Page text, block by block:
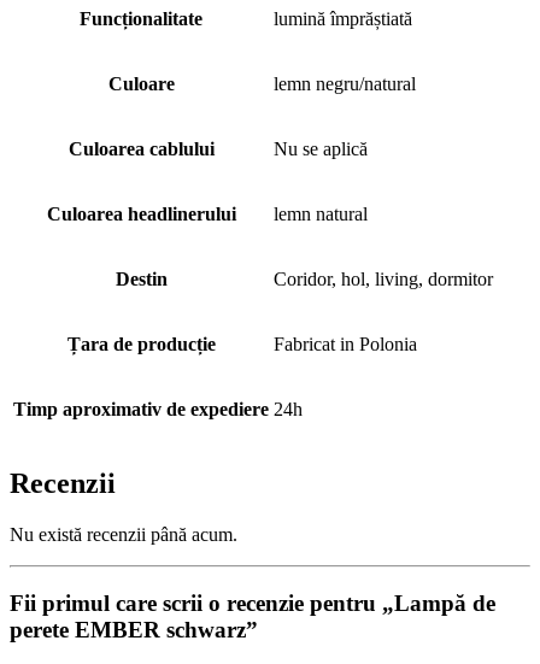
Funcționalitate lumină împrăștiată
Culoare lemn negru/natural
Culoarea cablului Nu se aplică
Culoarea headlinerului lemn natural
Destin Coridor, hol, living, dormitor
Țara de producție Fabricat in Polonia
Timp aproximativ de expediere 24h
Recenzii
Nu există recenzii până acum.
Fii primul care scrii o recenzie pentru „Lampă de
perete EMBER schwarz”